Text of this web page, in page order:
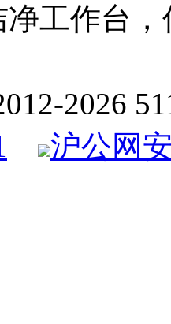
工作台
2026
沪公网